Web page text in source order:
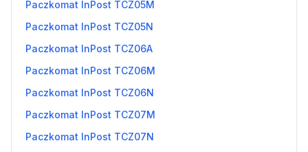
Paczkomat InPost TCZ05M
Paczkomat InPost TCZ05N
Paczkomat InPost TCZ06A
Paczkomat InPost TCZ06M
Paczkomat InPost TCZ06N
Paczkomat InPost TCZ07M
Paczkomat InPost TCZ07N